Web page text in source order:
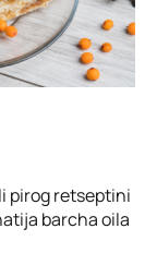
pirog retseptini
barcha oila